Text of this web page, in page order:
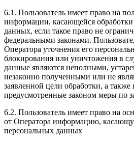
6.1. Пользователь имеет право на
информации, касающейся
данных, если такое право не
федеральными законами.
Оператора уточнения его
блокирования или уничтожения в
данные являются неполными,
незаконно полученными или не
заявленной цели обработки, а
предусмотренные законом меры по
6.2. Пользователь имеет право на
от Оператора информацию,
персональных данных